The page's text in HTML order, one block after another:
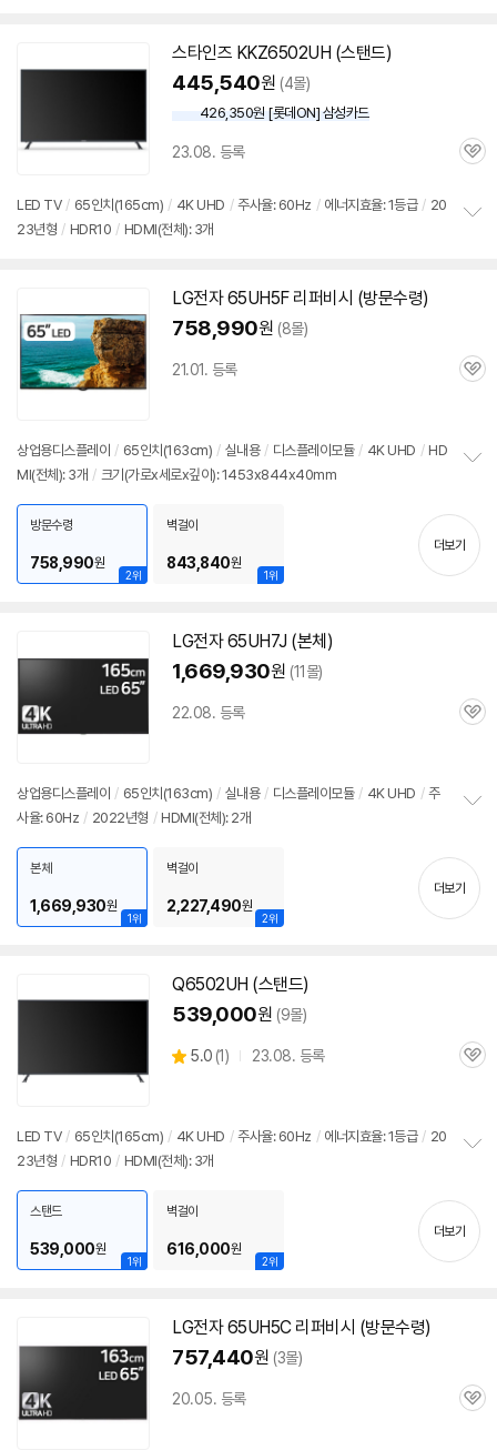
스타인즈 KKZ6502UH (스탠드)
445,540원 (4몰)
426,350원 [롯데ON] 삼성카드
23.08. 등록
관
LED TV / 65인치(165cm) / 4K UHD / 주사율: 60Hz / 에너지효율: 1등급 / 20
23년형 / HDR10 / HDMI(전체): 3개
LG전자 65UH5F 리퍼비시 (방문수령)
758,990원 (8몰)
21.01. 등록
관
상업용디스플레이 / 65인치(163cm) / 실내용 / 디스플레이모듈 / 4K UHD / HD
MI(전체): 3개 / 크기(가로x세로x깊이): 1453x844x40mm
치
기
2위
방문수령
758,990원
1위
벽걸이
843,840원
더보기
LG전자 65UH7J (본체)
1,669,930원 (11몰)
22.08. 등록
관
상업용디스플레이 / 65인치(163cm) / 실내용 / 디스플레이모듈 / 4K UHD / 주
사율: 60Hz / 2022년형 / HDMI(전체): 2개
치
기
1위
본체
1,669,930원
2위
벽걸이
2,227,490원
더보기
Q6502UH (스탠드)
539,000원 (9몰)
별
5.0 (상
뷰
1) 23.08. 등록
관
LED TV / 65인치(165cm) / 4K UHD / 주사율: 60Hz / 에너지효율: 1등급 / 20
23년형 / HDR10 / HDMI(전체): 3개
치
기
1위
스탠드
539,000원
2위
벽걸이
616,000원
더보기
LG전자 65UH5C 리퍼비시 (방문수령)
757,440원 (3몰)
20.05. 등록
관